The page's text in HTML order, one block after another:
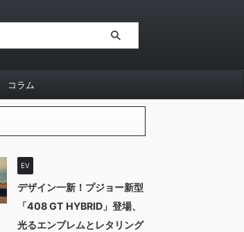
コラム
EV
デザイン一新！プジョー新型
「408 GT HYBRID」登場、
光るエンブレムとレタリング